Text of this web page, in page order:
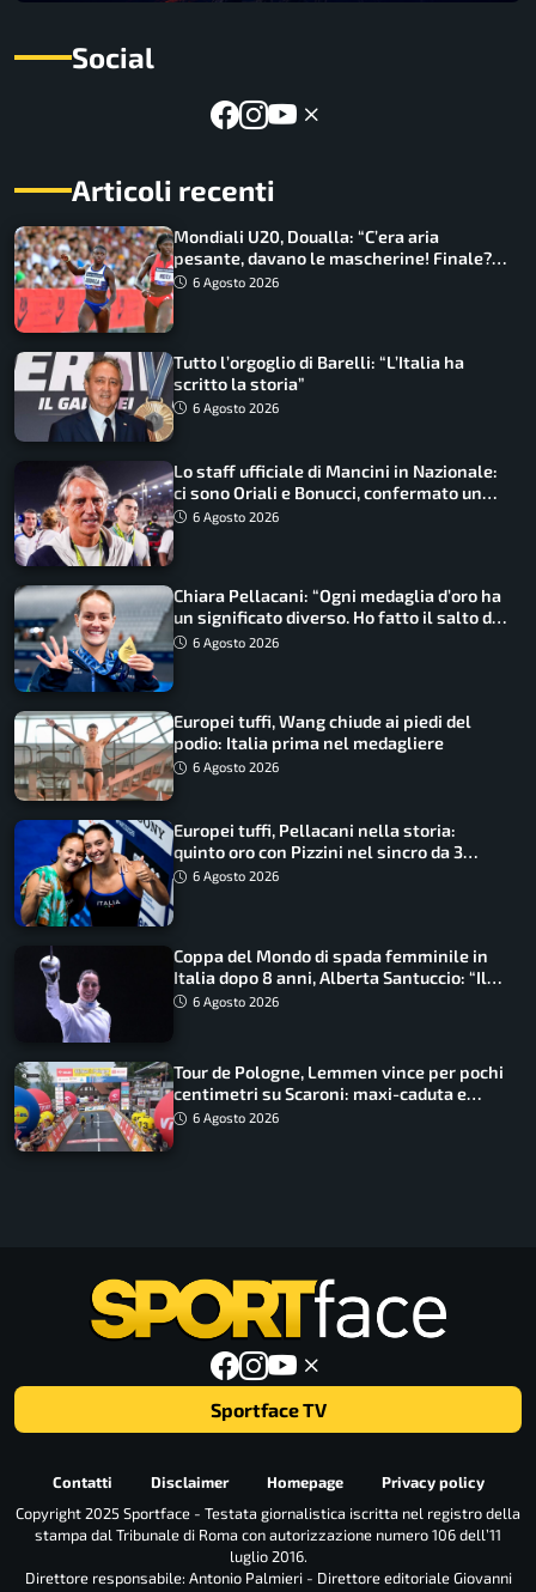
Social
Articoli recenti
Mondiali U20, Doualla: “C’era aria
pesante, davano le mascherine! Finale?
Non ho nulla da perdere”
6 Agosto 2026
Tutto l’orgoglio di Barelli: “L’Italia ha
scritto la storia”
6 Agosto 2026
Lo staff ufficiale di Mancini in Nazionale:
ci sono Oriali e Bonucci, confermato un
ritorno
6 Agosto 2026
Chiara Pellacani: “Ogni medaglia d’oro ha
un significato diverso. Ho fatto il salto di
qualità”
6 Agosto 2026
Europei tuffi, Wang chiude ai piedi del
podio: Italia prima nel medagliere
6 Agosto 2026
Europei tuffi, Pellacani nella storia:
quinto oro con Pizzini nel sincro da 3
metri
6 Agosto 2026
Coppa del Mondo di spada femminile in
Italia dopo 8 anni, Alberta Santuccio: “Il
lavoro dà sempre i suoi frutti”
6 Agosto 2026
Tour de Pologne, Lemmen vince per pochi
centimetri su Scaroni: maxi-caduta e
tappa accorciata
6 Agosto 2026
Sportface TV
Contatti Disclaimer Homepage
Privacy policy
Copyright 2025 Sportface - Testata giornalistica iscritta nel registro della
stampa dal Tribunale di Roma con autorizzazione numero 106 dell’11
luglio 2016.
Direttore responsabile: Antonio Palmieri - Direttore editoriale Giovanni